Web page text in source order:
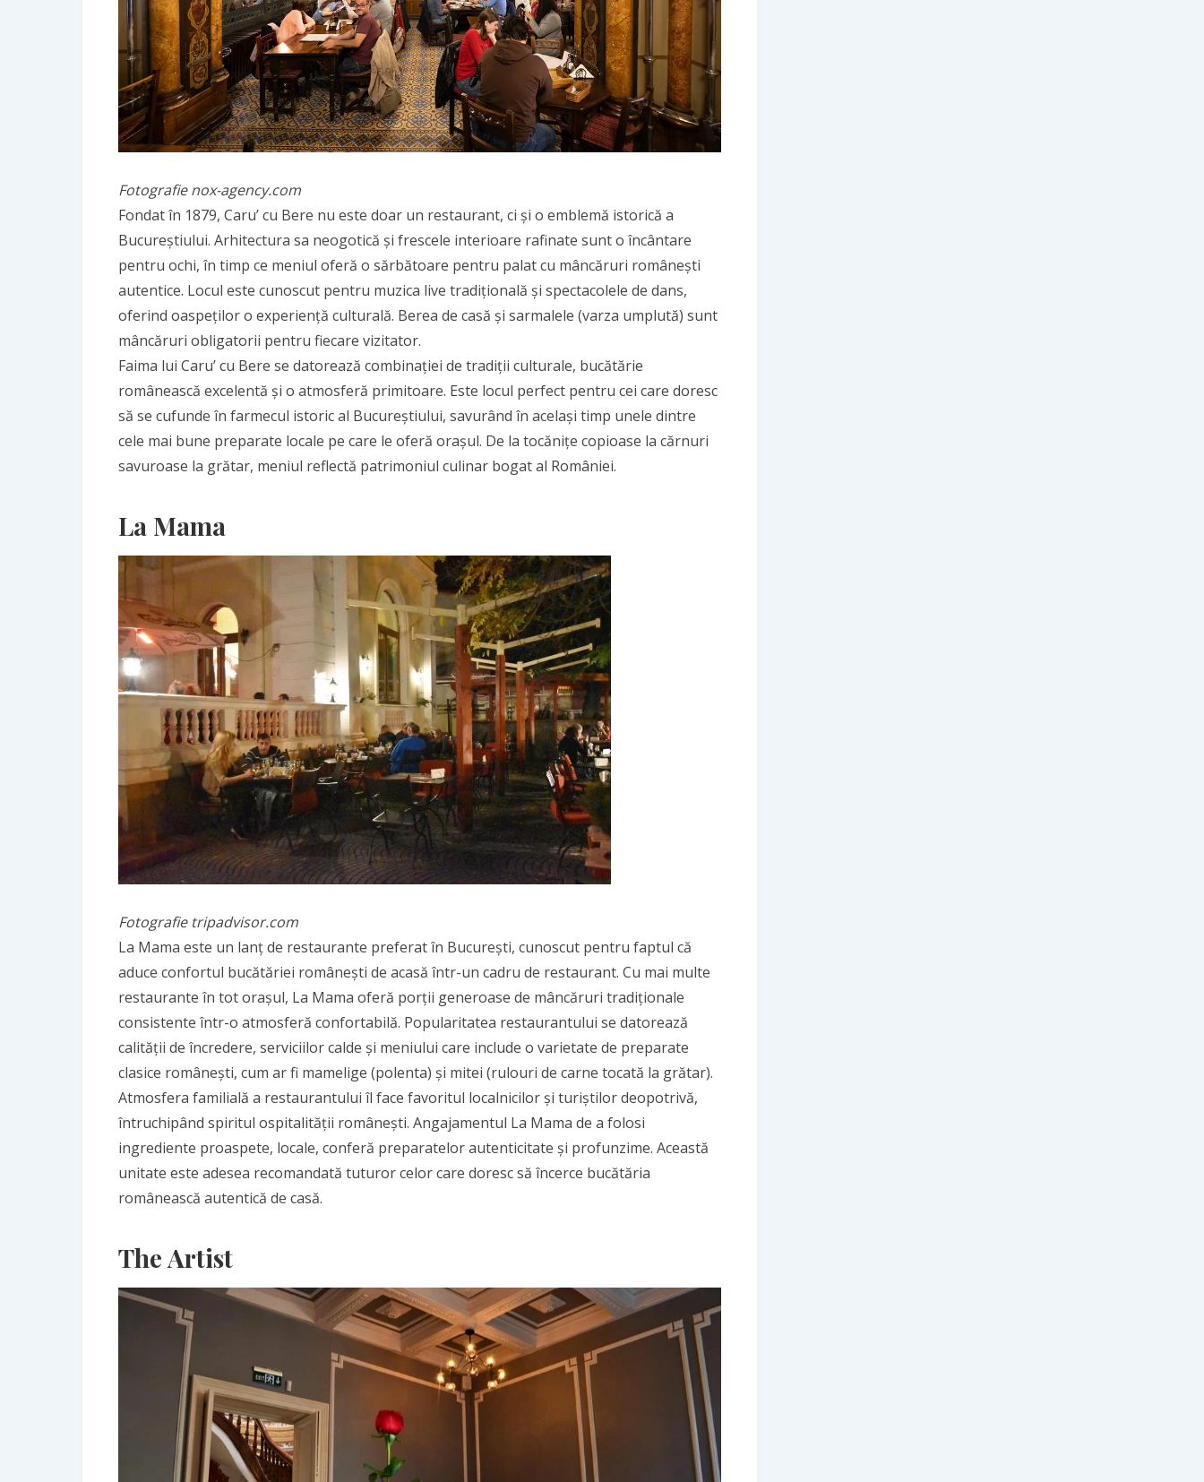
Fotografie nox-agency.com
Fondat în 1879, Caru’ cu Bere nu este doar un restaurant, ci și o emblemă istorică a
Bucureștiului. Arhitectura sa neogotică și frescele interioare rafinate sunt o încântare
pentru ochi, în timp ce meniul oferă o sărbătoare pentru palat cu mâncăruri românești
autentice. Locul este cunoscut pentru muzica live tradițională și spectacolele de dans,
oferind oaspeților o experiență culturală. Berea de casă și sarmalele (varza umplută) sunt
mâncăruri obligatorii pentru fiecare vizitator.
Faima lui Caru’ cu Bere se datorează combinației de tradiții culturale, bucătărie
românească excelentă și o atmosferă primitoare. Este locul perfect pentru cei care doresc
să se cufunde în farmecul istoric al Bucureștiului, savurând în același timp unele dintre
cele mai bune preparate locale pe care le oferă orașul. De la tocănițe copioase la cărnuri
savuroase la grătar, meniul reflectă patrimoniul culinar bogat al României.
La Mama
Fotografie tripadvisor.com
La Mama este un lanț de restaurante preferat în București, cunoscut pentru faptul că
aduce confortul bucătăriei românești de acasă într-un cadru de restaurant. Cu mai multe
restaurante în tot orașul, La Mama oferă porții generoase de mâncăruri tradiționale
consistente într-o atmosferă confortabilă. Popularitatea restaurantului se datorează
calității de încredere, serviciilor calde și meniului care include o varietate de preparate
clasice românești, cum ar fi mamelige (polenta) și mitei (rulouri de carne tocată la grătar).
Atmosfera familială a restaurantului îl face favoritul localnicilor și turiștilor deopotrivă,
întruchipând spiritul ospitalității românești. Angajamentul La Mama de a folosi
ingrediente proaspete, locale, conferă preparatelor autenticitate și profunzime. Această
unitate este adesea recomandată tuturor celor care doresc să încerce bucătăria
românească autentică de casă.
The Artist